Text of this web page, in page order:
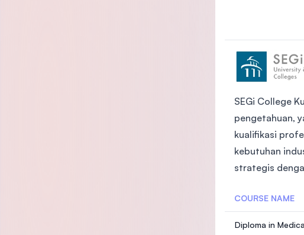
SEGi College
pengetahuan,
kualifikasi
kebutuhan
strategis
COURSE NAME
Diploma in